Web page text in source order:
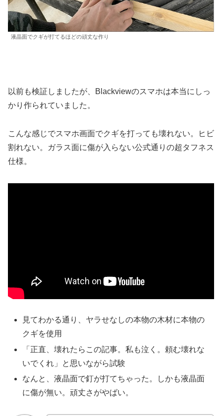
液晶面でクギが打てるほどの頑丈な作り
以前も検証しましたが、Blackviewのスマホは本当にしっ
かり作られていました。
こんな感じでスマホ画面でクギを打っても壊れない。ヒビ
割れない。ガラス面に傷が入らない公式通りの超タフネス
仕様。
見てわかる通り、ヤラせなしの本物の木材に本物の
クギを使用
「正直、壊れたらこの記事。私も泣く。頼む壊れな
いでくれ」と思いながら試験
なんと、液晶面で釘が打てちゃった。しかも液晶面
に傷が無い。頑丈さがやばい。